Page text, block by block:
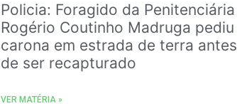
Policia: Foragido da Penitenciária
Rogério Coutinho Madruga pediu
carona em estrada de terra antes
de ser recapturado
VER MATÉRIA »